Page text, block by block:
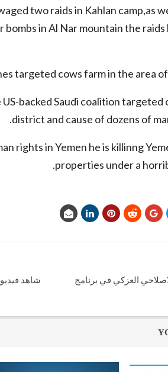
two raids in Kahlan camp,as
bombs in Al Nar mountain the
targeted cows farm in the area
backed Saudi coalition targeted
district and cause of dozens of
rights in Yemen he is killinng
properties under a
العزكي في برنامج
شاهد